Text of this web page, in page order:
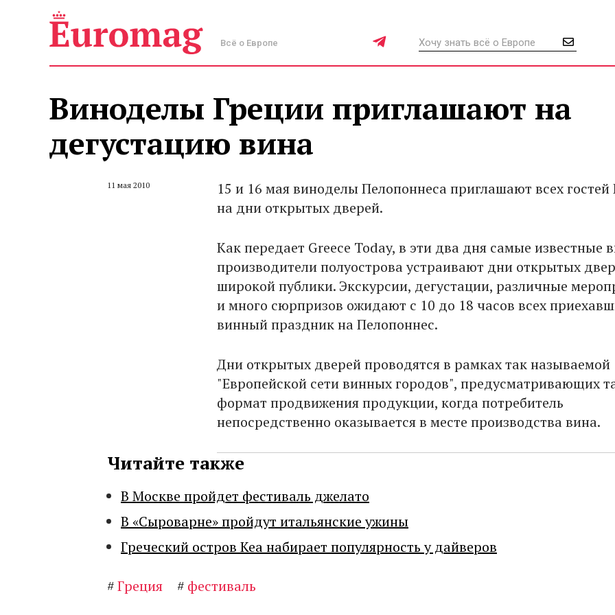
Всё о Европе
Виноделы Греции приглашают на
дегустацию вина
11 мая 2010
15 и 16 мая виноделы Пелопоннеса приглашают всех гостей
на дни открытых дверей.
Как передает Greece Today, в эти два дня самые известные
производители полуострова устраивают дни открытых
широкой публики. Экскурсии, дегустации, различные
и много сюрпризов ожидают с 10 до 18 часов всех
винный праздник на Пелопоннес.
Дни открытых дверей проводятся в рамках так называемой
"Европейской сети винных городов", предусматривающих
формат продвижения продукции, когда потребитель
непосредственно оказывается в месте производства вина.
Читайте также
В Москве пройдет фестиваль джелато
В «Сыроварне» пройдут итальянские ужины
Греческий остров Кеа набирает популярность у дайверов
#Греция # фестиваль